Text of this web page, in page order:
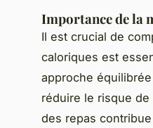
Importance de la
Il est crucial de
caloriques est
approche
réduire le risque
des repas